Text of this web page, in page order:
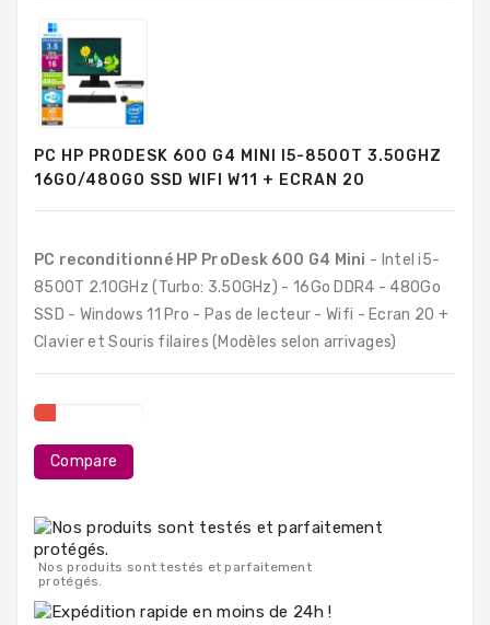
Mémoires
RAM
Durs
Composants
Composants
PC
Destockage
PC HP PRODESK 600 G4 MINI I5-8500T 3.50GHZ
16GO/480GO SSD WIFI W11 + ECRAN 20
PC reconditionné HP ProDesk 600 G4 Mini - Intel i5-
8500T 2.10GHz (Turbo: 3.50GHz) - 16Go DDR4 - 480Go
SSD - Windows 11 Pro - Pas de lecteur - Wifi - Ecran 20 +
Clavier et Souris filaires (Modèles selon arrivages)
Compare
Nos produits sont testés et parfaitement
protégés.